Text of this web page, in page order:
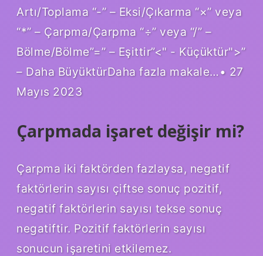
Artı/Toplama “-” – Eksi/Çıkarma “×” veya
“*” – Çarpma/Çarpma “÷” veya “/” –
Bölme/Bölme”=” – Eşittir”<" - Küçüktür">”
– Daha BüyüktürDaha fazla makale…• 27
Mayıs 2023
Çarpmada işaret değişir mi?
Çarpma iki faktörden fazlaysa, negatif
faktörlerin sayısı çiftse sonuç pozitif,
negatif faktörlerin sayısı tekse sonuç
negatiftir. Pozitif faktörlerin sayısı
sonucun işaretini etkilemez.